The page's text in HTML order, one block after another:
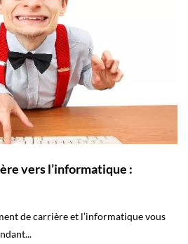
vers l’informatique :
de carrière et l’informatique vous